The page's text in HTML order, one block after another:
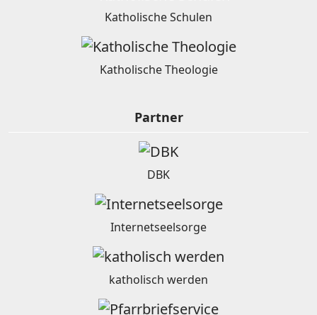
Katholische Schulen
Katholische Theologie
Partner
DBK
Internetseelsorge
katholisch werden